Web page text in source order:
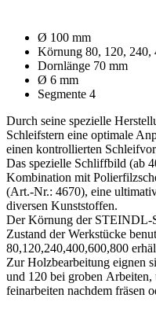
Ø 100 mm
Körnung 80, 120, 240,
Dornlänge 70 mm
Ø 6 mm
Segmente 4
Durch seine spezielle
Schleifstern eine optimale
einen kontrollierten
Das spezielle Schliffbild (ab
Kombination mit
(Art.-Nr.: 4670), eine
diversen Kunststoffen.
Der Körnung der STEINDL-
Zustand der Werkstücke
80,120,240,400,600,800
Zur Holzbearbeitung eignen
und 120 bei groben
feinarbeiten nachdem fräsen